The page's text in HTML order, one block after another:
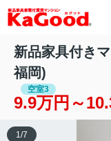
新品家具付き
福岡)
空室3
9.9万円～
1/7